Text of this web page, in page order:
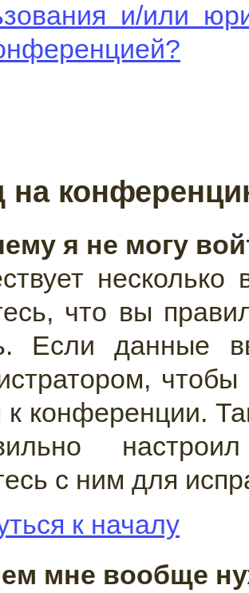
и/или
на
я не могу
что вы
Если данные
к конференции.
с ним для
к началу
мне вообще